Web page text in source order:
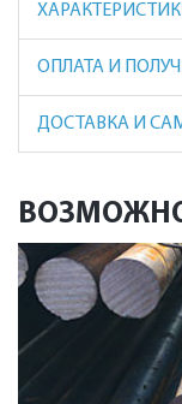
ОПЛАТА И
ДОСТАВКА И